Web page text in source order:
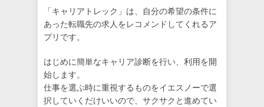
「キャリアトレック」は、自分の希望の条件に
あった転職先の求人をレコメンドしてくれるア
プリです。
はじめに簡単なキャリア診断を行い、利用を開
始します。
仕事を選ぶ時に重視するものをイエスノーで選
択していくだけいいので、サクサクと進めてい